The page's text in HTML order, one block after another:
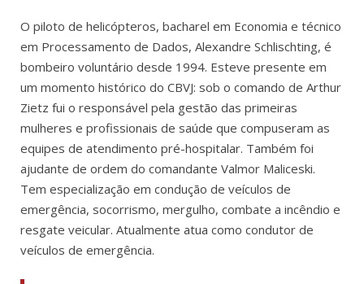
O piloto de helicópteros, bacharel em Economia e técnico
em Processamento de Dados, Alexandre Schlischting, é
bombeiro voluntário desde 1994. Esteve presente em
um momento histórico do CBVJ: sob o comando de Arthur
Zietz fui o responsável pela gestão das primeiras
mulheres e profissionais de saúde que compuseram as
equipes de atendimento pré-hospitalar. Também foi
ajudante de ordem do comandante Valmor Maliceski.
Tem especialização em condução de veículos de
emergência, socorrismo, mergulho, combate a incêndio e
resgate veicular. Atualmente atua como condutor de
veículos de emergência.